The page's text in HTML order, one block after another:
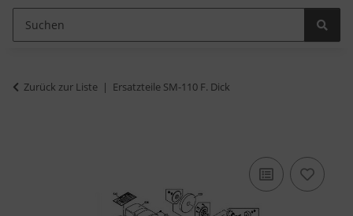
Zurück zur Liste Ersatzteile SM-110 F. Dick